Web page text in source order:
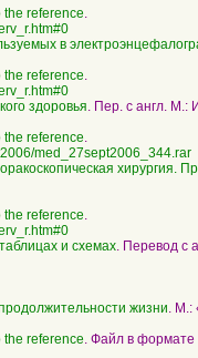
the reference.
в
the reference.
здоровья. Пер. с англ. М.:
the reference.
med_27sept2006_344.rar
хирургия.
the reference.
и схемах. Перевод с
жизни. М.:
the reference. Файл в формате